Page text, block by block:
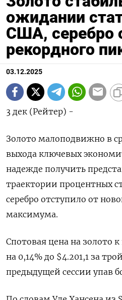
ожидании
США, серебро
рекордного
03.12.2025
3 дек (Рейтер) -
Золото малоподвижно в
выхода ключевых
надежде получить
траектории процентных
серебро отступило от
максимума.
Спотовая цена на золото
на 0,14% до $4.201,1​ за
предыдущей сессии упав